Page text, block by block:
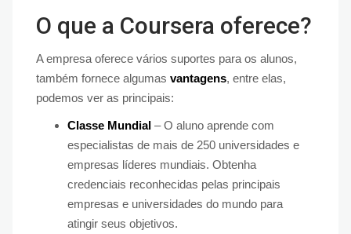
O que a Coursera oferece?
A empresa oferece vários suportes para os alunos,
também fornece algumas vantagens, entre elas,
podemos ver as principais:
Classe Mundial – O aluno aprende com
especialistas de mais de 250 universidades e
empresas líderes mundiais. Obtenha
credenciais reconhecidas pelas principais
empresas e universidades do mundo para
atingir seus objetivos.